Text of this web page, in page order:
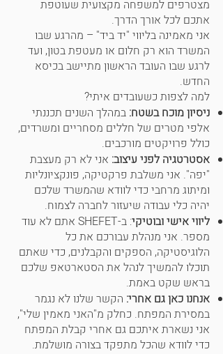
מצטרפים למשפחה מקצועית שעוטפת
אתכם לכל אורך הדרך.
אני מאמינה בליווי "יד ביד" – מהרגע שבו
המשרד הוא רק חלום או מעטפת בטון, ועד
לרגע שבו העובד הראשון מתיישב בכיסא
החדש.
למה לצפות כשעובדים איתי?
ניסיון מוכח בשטח: במהלך השנים תכננתי
אלפי מטרים של חללים מסחריים ומשרדים,
כולל פרויקטים מורכבים.
אסטרטגיה לפני עיצוב: אני לא רק מעצבת
"יפה". אני משלבת פרקטיקה, פונקציונליות
ומיתוג מרחבי כדי לוודא שהמשרד שלכם
יהיה כלי עבודה שיעזור לחברה לצמוח.
ליווי אישי ובוטיקי
: ב-SHEFET אתם לא עוד
מספר. אני מנהלת עבורכם את כל
הלוגיסטיקה, הספקים והקבלנים, כדי שאתם
תוכלו להמשיך לנהל את הסטארטאפ שלכם
בראש שקט באמת.
אנחנו כאן גם אחרי: הקשר שלנו לא נגמר
במסירת המפתח. כחלק מ"האני מאמין שלי",
אני נשארת איתכם גם אחרי קבלת המפתח
כדי לוודא שהכל מתפקד בצורה מושלמת.